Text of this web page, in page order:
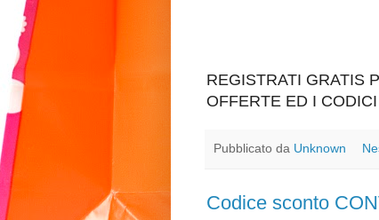
REGISTRATI GRATIS
OFFERTE ED I
Pubblicato da Unknown
Codice sconto